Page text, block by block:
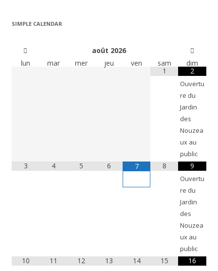
SIMPLE CALENDAR
août 2026
lun
mar mer jeu ven sam
dim
1
2
Ouvertu
re du
Jardin
des
Nouzea
ux au
public
3 4 5 6 7 8 9
Ouvertu
re du
Jardin
des
Nouzea
ux au
public
10 11 12 13 14 15 16